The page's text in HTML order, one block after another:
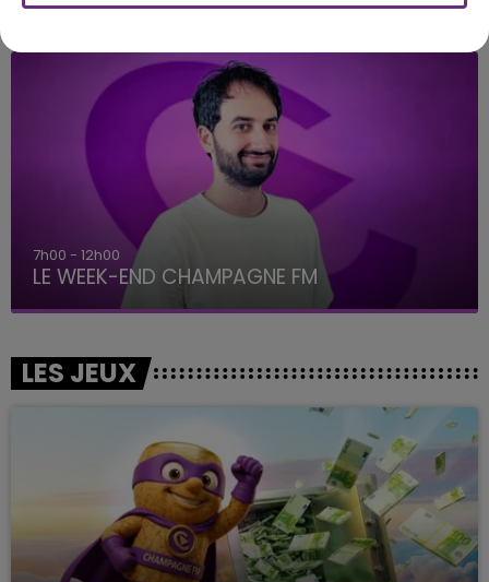
A L'ANTENNE
7h00 - 12h00
LE WEEK-END CHAMPAGNE FM
LES JEUX